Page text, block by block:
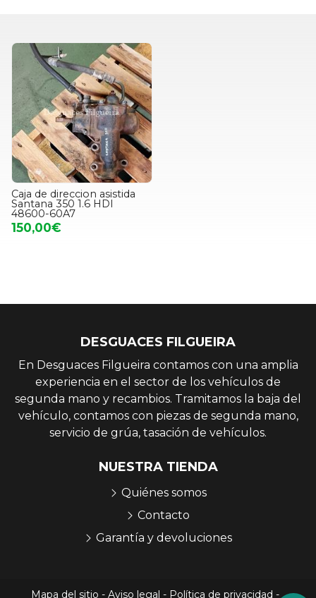
Caja de direccion asistida
Santana 350 1.6 HDI
48600-60A7
150,00€
DESGUACES FILGUEIRA
En Desguaces Filgueira contamos con una amplia
experiencia en el sector de los vehículos de
segunda mano y recambios. Tramitamos la baja del
vehículo, contamos con piezas de segunda mano,
servicio de grúa, tasación de vehículos.
NUESTRA TIENDA
Quiénes somos
Contacto
Garantía y devoluciones
Mapa del sitio - Aviso legal - Política de privacidad -